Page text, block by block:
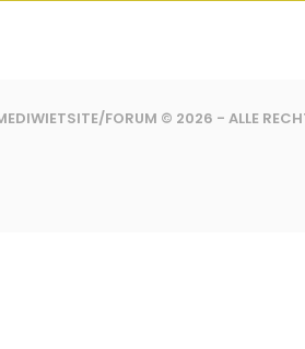
FORUM © 2026 - ALLE